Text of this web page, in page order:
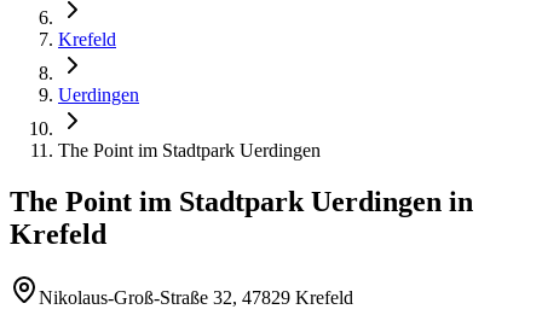
Krefeld
Uerdingen
The Point im Stadtpark Uerdingen
The Point im Stadtpark Uerdingen in
Krefeld
Nikolaus-Groß-Straße 32, 47829 Krefeld